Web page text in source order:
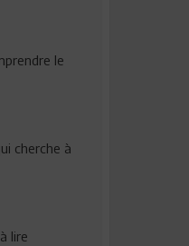
le
cherche à
lire